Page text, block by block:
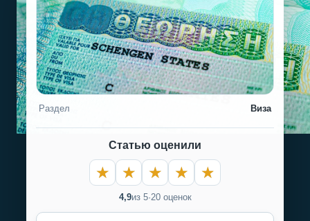
Раздел Виза
Статью оценили
4,9из 5·20 оценок